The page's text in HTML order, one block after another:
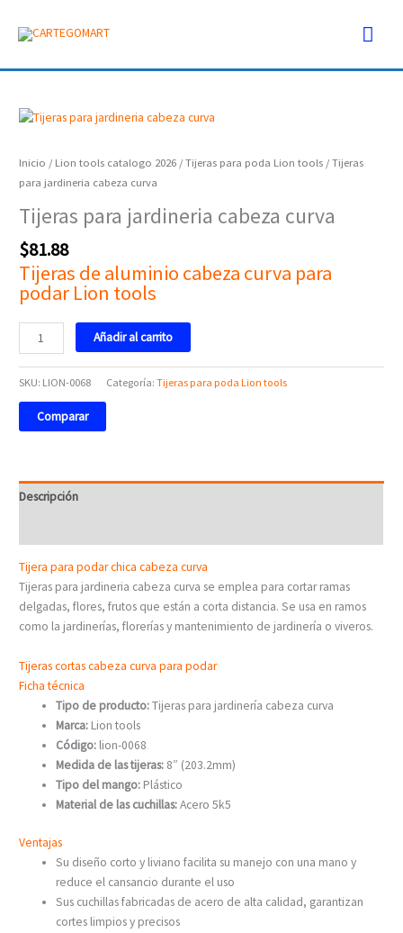
Inicio / Lion tools catalogo 2026 /Tijeras para poda Lion tools / Tijeras
para jardineria cabeza curva
Tijeras para jardineria cabeza curva
$81.88
Tijeras de aluminio cabeza curva para
podar Lion tools
Tijeras
jardineria
cabeza
cantidad
Añadir al carrito
SKU: LION-0068 Categoría:Tijeras para poda Lion tools
Comparar
Descripción
Tijera para podar chica cabeza curva
Tijeras para jardineria cabeza curva se emplea para cortar ramas
delgadas, flores, frutos que están a corta distancia. Se usa en ramos
como la jardinerías, florerías y mantenimiento de jardinería o viveros.
Tijeras cortas cabeza curva para podar
Ficha técnica
Tipo de producto:Tijeras para jardinería cabeza curva
Marca: Lion tools
Código: lion-0068
Medida de las tijeras: 8″ (203.2mm)
Tipo del mango: Plástico
Material de las cuchillas:Acero 5k5
Ventajas
Su diseño corto y liviano facilita su manejo con una mano y
reduce el cansancio durante el uso
Sus cuchillas fabricadas de acero de alta calidad, garantizan
cortes limpios y precisos